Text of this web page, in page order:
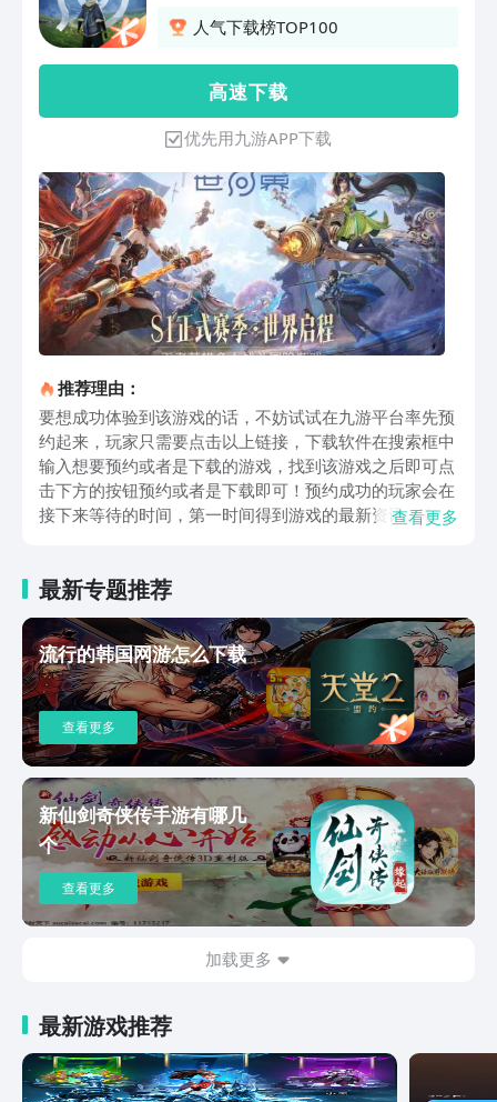
人气下载榜TOP100
高 速 下 载
优先用九游APP下载
推荐理由：
要想成功体验到该游戏的话，不妨试试在九游平台率先预
约起来，玩家只需要点击以上链接，下载软件在搜索框中
输入想要预约或者是下载的游戏，找到该游戏之后即可点
击下方的按钮预约或者是下载即可！预约成功的玩家会在
接下来等待的时间，第一时间得到游戏的最新资讯。在该
加上及时的连击操作，获得任务胜利自然是最重要的！除
了战斗任务以外，游戏中还会设定一些冒险任务，在大陆
中不断地探索，挑战一些奇闻，听说还会有一些隐藏的任
务，大大提升了游戏体验乐趣。玩家还可以通过一些历练
的方式增强与英雄之间的联系，从而可以顺利得到超强的
技能提高，也可以在一定效果上提高角色的战斗能力。综
上所述，王者荣耀世界下载渠道基本上就这样了，九游官
方平台一直都是将大家关心的游戏最新资讯及时更新出
来，并且传送到各位玩家，让大家可以顺利了解最新动
态，从而不会错过任何一个福利等，相信小编，大家体验
过该平台之后就再也无法离开了！
查看更多
最新专题推荐
流行的韩国网游怎么下载
查看更多
新仙剑奇侠传手游有哪几
个
查看更多
加载更多
最新游戏推荐